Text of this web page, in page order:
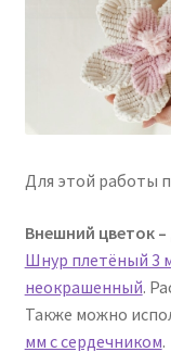
Для этой работы
Внешний цветок
Шнур плетёный 3
неокрашенный.
Также можно
мм с сердечником.